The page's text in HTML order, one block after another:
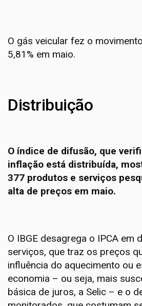
O gás veicular fez o
5,81% em maio.
Distribuição
O índice de difusão, que
inflação está distribuída,
377 produtos e serviços
alta de preços em maio.
O IBGE desagrega o IPCA em
serviços, que traz os preços
influência do aquecimento ou
economia – ou seja, mais
básica de juros, a Selic – e o